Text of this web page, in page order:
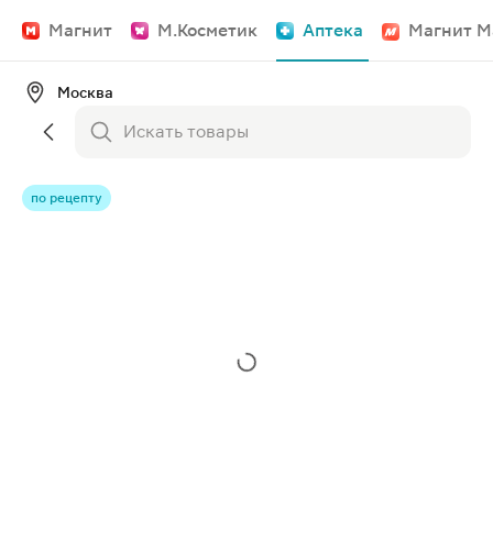
Магнит М.Косметик Аптека Магнит
Москва
по рецепту